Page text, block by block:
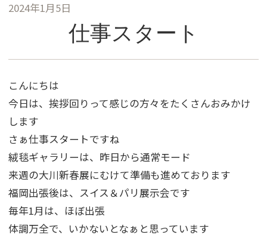
2024年1月5日
仕事スタート
こんにちは
今日は、挨拶回りって感じの方々をたくさんおみかけ
します
さぁ仕事スタートですね
絨毯ギャラリーは、昨日から通常モード
来週の大川新春展にむけて準備も進めております
福岡出張後は、スイス＆パリ展示会です
毎年1月は、ほぼ出張
体調万全で、いかないとなぁと思っています